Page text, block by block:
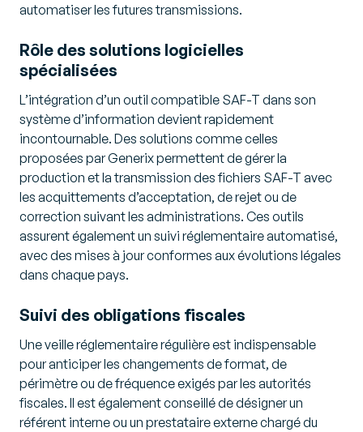
automatiser les futures transmissions.
Rôle des solutions logicielles
spécialisées
L’intégration d’un outil compatible SAF-T dans son
système d’information devient rapidement
incontournable. Des solutions comme celles
proposées par Generix permettent de gérer la
production et la transmission des fichiers SAF-T avec
les acquittements d’acceptation, de rejet ou de
correction suivant les administrations. Ces outils
assurent également un suivi réglementaire automatisé,
avec des mises à jour conformes aux évolutions légales
dans chaque pays.
Suivi des obligations fiscales
Une veille réglementaire régulière est indispensable
pour anticiper les changements de format, de
périmètre ou de fréquence exigés par les autorités
fiscales. Il est également conseillé de désigner un
référent interne ou un prestataire externe chargé du